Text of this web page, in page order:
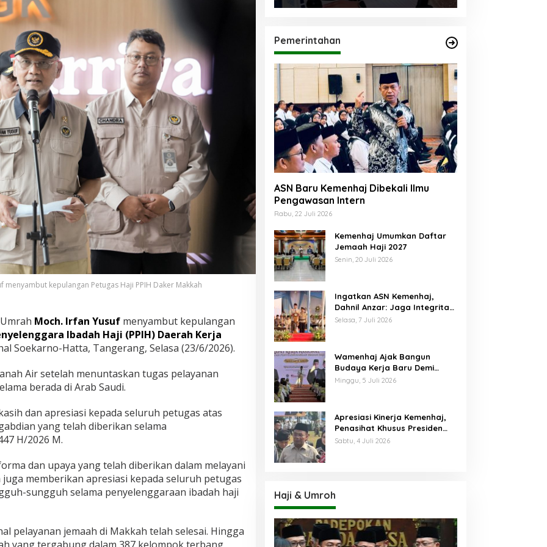
kepulangan Petugas Haji PPIH Daker Makkah
Moch. Irfan Yusufmenyambut kepulangan
Ibadah Haji (PPIH) Daerah Kerja
Soekarno-Hatta, Tangerang, Selasa (23/6/2026).
Air setelah menuntaskan tugas pelayanan
berada di Arab Saudi.
dan apresiasi kepada seluruh petugas atas
yang telah diberikan selama
H/2026 M.
dan upaya yang telah diberikan dalam melayani
memberikan apresiasi kepada seluruh petugas
sungguh selama penyelenggaraan ibadah haji
pelayanan jemaah di Makkah telah selesai. Hingga
Pemerintahan
ASN Baru Kemenhaj Dibekali Ilmu
Pengawasan Intern
Rabu, 22 Juli 2026
Kemenhaj Umumkan Daftar
Jemaah Haji 2027
Senin, 20 Juli 2026
Ingatkan ASN Kemenhaj,
Dahnil Anzar: Jaga Integritas,
Hentikan Praktik Menjadikan
Selasa, 7 Juli 2026
Wamenhaj Ajak Bangun
Budaya Kerja Baru Demi
Pelayanan Terbaik bagi
Minggu, 5 Juli 2026
Apresiasi Kinerja Kemenhaj,
Penasihat Khusus Presiden
Nilai Transisi
Sabtu, 4 Juli 2026
Haji & Umroh